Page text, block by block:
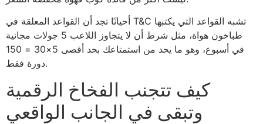
أحيانًا تجد أن القواعد المعلقة في T&C تشبه القواعد التي يكتبها
طباخون هواة، مثل شرط أن لا يتجاوز اللاعب 5 جولات مجانية
في أسبوع، وهو ما يحد من استمتاعك بحد أقصى 5×30 = 150
دورة فقط.
كيف تتجنب الفخاخ الرقمية
وتبقى في الجانب الواقعي